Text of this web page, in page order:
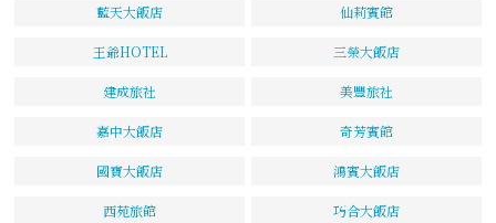
藍天大飯店 仙莉賓館
王爺HOTEL 三榮大飯店
建成旅社 美豐旅社
嘉中大飯店 奇芳賓館
國寶大飯店 鴻賓大飯店
西苑旅館 巧合大飯店